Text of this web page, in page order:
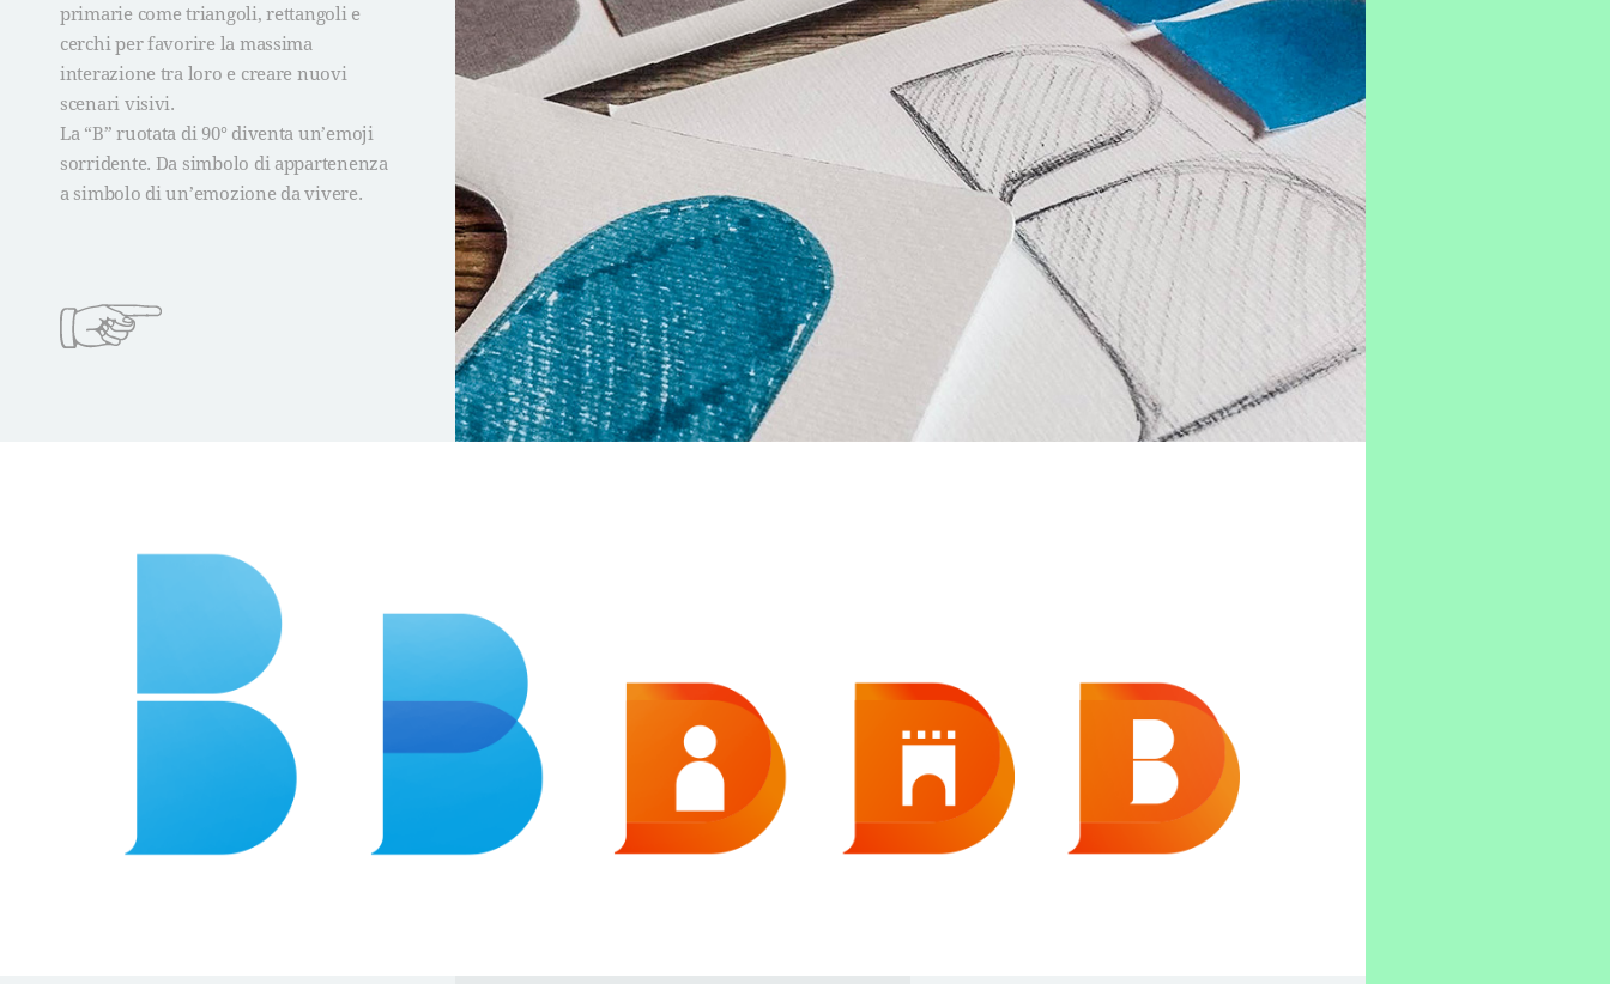
primarie come triangoli, rettangoli e
cerchi per favorire la massima
interazione tra loro e creare nuovi
scenari visivi.
La “B” ruotata di 90° diventa un’emoji
sorridente. Da simbolo di appartenenza
a simbolo di un’emozione da vivere.